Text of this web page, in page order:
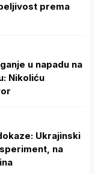
prema
u napadu na
Nikoliću
Ukrajinski
na